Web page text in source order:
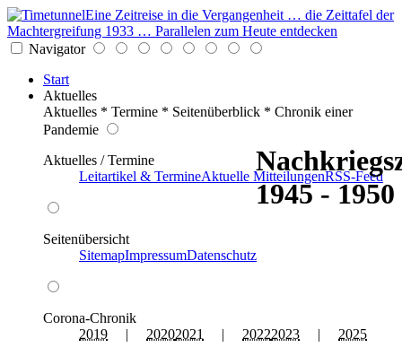
Eine Zeitreise in die Vergangenheit … die Zeittafel der
Machtergreifung 1933 … Parallelen zum Heute entdecken
Navigator
Start
Aktuelles
Aktuelles * Termine * Seitenüberblick * Chronik einer
Pandemie
Aktuelles / Termine
Leitartikel & TermineAktuelle MitteilungenRSS-Feed
Seitenübersicht
SitemapImpressumDatenschutz
Corona-Chronik
2019 | 20202021 | 20222023 | 2025
1945 - 1950